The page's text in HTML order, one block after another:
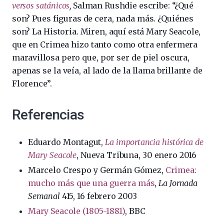
versos satánicos, Salman Rushdie escribe: “¿Qué
son? Pues figuras de cera, nada más. ¿Quiénes
son? La Historia. Miren, aquí está Mary Seacole,
que en Crimea hizo tanto como otra enfermera
maravillosa pero que, por ser de piel oscura,
apenas se la veía, al lado de la llama brillante de
Florence”.
Referencias
Eduardo Montagut,La importancia histórica de
Mary Seacole, Nueva Tribuna, 30 enero 2016
Marcelo Crespo y Germán Gómez, Crimea:
mucho más que una guerra más,La Jornada
Semanal 415, 16 febrero 2003
Mary Seacole (1805-1881), BBC